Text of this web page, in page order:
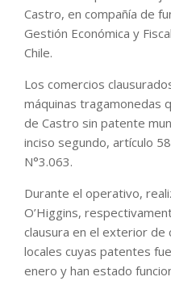
Castro, en compañía de
Gestión Económica y
Chile.
Los comercios
máquinas tragamonedas
de Castro sin patente
inciso segundo, artículo
N°3.063.
Durante el operativo,
O’Higgins,
clausura en el exterior de
locales cuyas patentes
enero y han estado